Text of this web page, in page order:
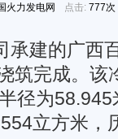
火力发电网 点击: 777次
承建的广西
筑完成。该
径为
立方米，